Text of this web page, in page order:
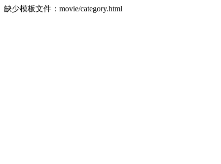
缺少模板文件：movie/category.html